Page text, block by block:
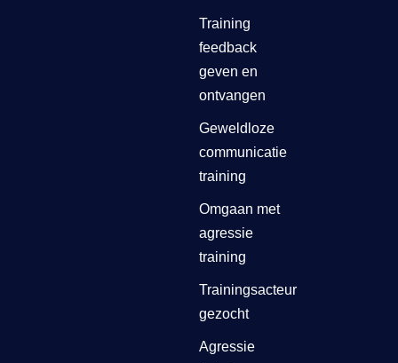
Training
feedback
geven en
ontvangen
Geweldloze
communicatie
training
Omgaan met
agressie
training
Trainingsacteur
gezocht
Agressie